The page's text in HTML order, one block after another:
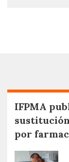
IFPMA
por